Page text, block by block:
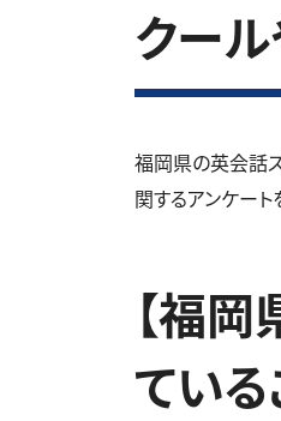
クー
福岡県の英会話
関するアンケート
【福
てい